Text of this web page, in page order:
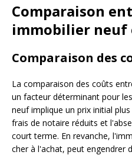
Comparaison
immobilier neuf
Comparaison des
La comparaison des coûts
un facteur déterminant pour
neuf implique un prix initial
frais de notaire réduits et
court terme. En revanche,
cher à l'achat, peut engendrer